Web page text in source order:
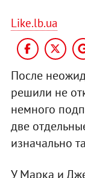
Like.lb.ua
После
решили не
немного
две
изначально
У Марка и